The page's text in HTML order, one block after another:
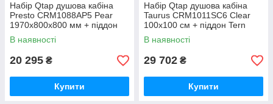
Набір Qtap душова кабіна
Presto CRM1088AP5 Pear
1970x800x800 мм + піддон
Robin 308812C 80x80x12 см
із сифоном
В наявності
20 295 ₴
Купити
Набір Qtap душова кабіна
Taurus CRM1011SC6 Clear
100х100 см + піддон Tern
301112
В наявності
29 702 ₴
Купити